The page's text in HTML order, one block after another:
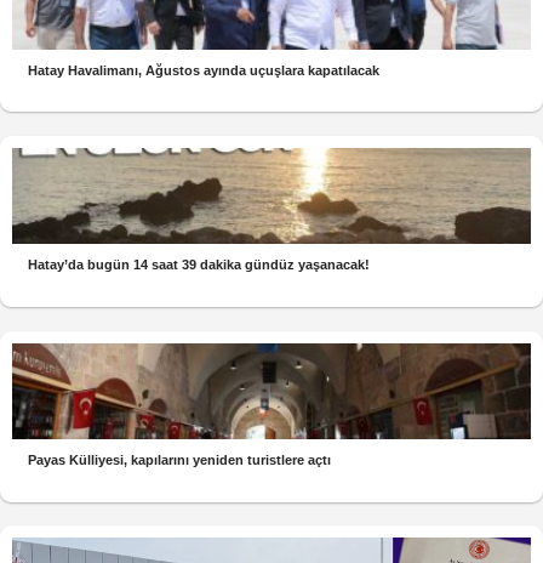
Hatay Havalimanı, Ağustos ayında uçuşlara kapatılacak
Hatay’da bugün 14 saat 39 dakika gündüz yaşanacak!
Payas Külliyesi, kapılarını yeniden turistlere açtı